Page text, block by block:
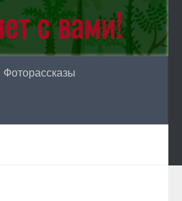
Фоторассказы